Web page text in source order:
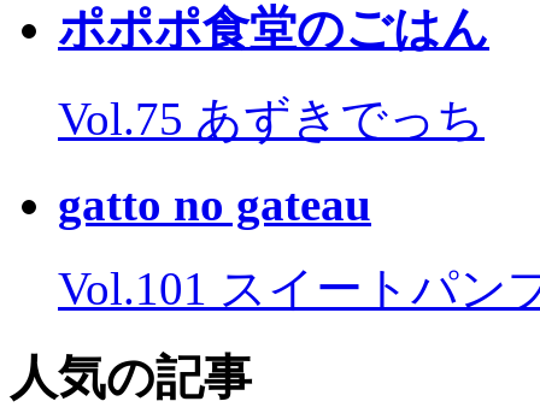
ポポポ食堂のごはん
Vol.75 あずきでっち
gatto no gateau
Vol.101 スイートパン
人気の記事